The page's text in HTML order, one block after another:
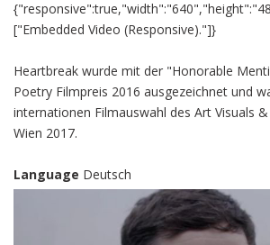
["Embedded Video (Responsive)."]}
Heartbreak wurde mit der "Honorable
Poetry Filmpreis 2016 ausgezeichnet und
internationen Filmauswahl des Art Visuals
Wien 2017.
Language Deutsch